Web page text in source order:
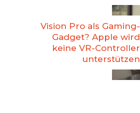
Vision Pro als Gaming-
Gadget? Apple wird
keine VR-Controller
unterstützen